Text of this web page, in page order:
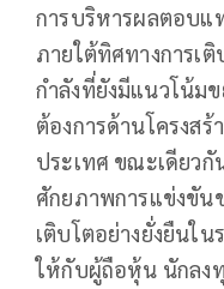
การบริหารผลตอบแ
ภายใต้ทิศทางการเ
กำลังที่ยังมีแนวโน้ม
ต้องการด้านโครงส
ประเทศ ขณะเดียว
ศักยภาพการแข่งขัน
เติบโตอย่างยั่งยืนใน
ให้กับผู้ถือหุ้น นักลง